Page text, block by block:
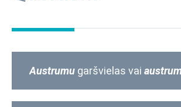
Austrumu garšvielas vai